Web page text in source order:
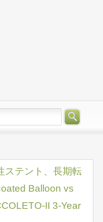
ステント、長期転
Balloon vs
II 3-Year